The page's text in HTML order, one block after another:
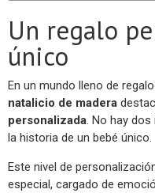
Un regalo
único
En un mundo lleno de
natalicio de madera
personalizada. No hay dos
la historia de un bebé único.
Este nivel de
especial, cargado de